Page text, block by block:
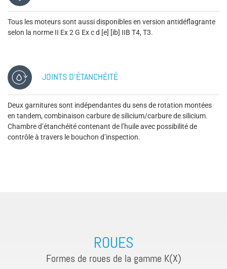
Tous les moteurs sont aussi disponibles en version antidéflagrante
selon la norme II Ex 2 G Ex c d [e] [ib] IIB T4, T3.
JOINTS D’ÉTANCHÉITÉ
Deux garnitures sont indépendantes du sens de rotation montées
en tandem, combinaison carbure de silicium/carbure de silicium.
Chambre d’étanchéité contenant de l’huile avec possibilité de
contrôle à travers le bouchon d’inspection.
ROUES
Formes de roues de la gamme K(X)